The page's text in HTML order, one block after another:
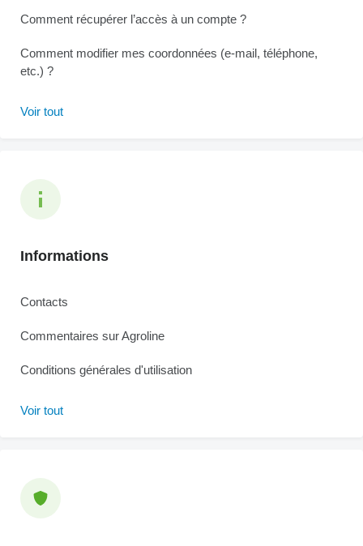
Comment récupérer l’accès à un compte ?
Comment modifier mes coordonnées (e-mail, téléphone,
etc.) ?
Voir tout
Informations
Contacts
Commentaires sur Agroline
Conditions générales d'utilisation
Voir tout